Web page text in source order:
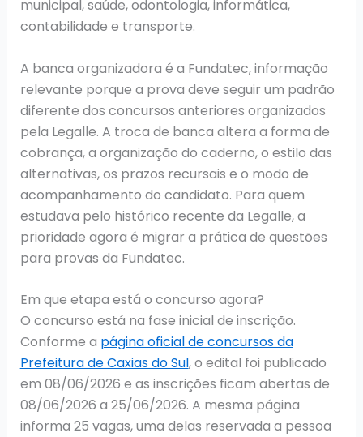
municipal, saúde, odontologia, informática,
contabilidade e transporte.
A banca organizadora é a Fundatec, informação
relevante porque a prova deve seguir um padrão
diferente dos concursos anteriores organizados
pela Legalle. A troca de banca altera a forma de
cobrança, a organização do caderno, o estilo das
alternativas, os prazos recursais e o modo de
acompanhamento do candidato. Para quem
estudava pelo histórico recente da Legalle, a
prioridade agora é migrar a prática de questões
para provas da Fundatec.
Em que etapa está o concurso agora?
O concurso está na fase inicial de inscrição.
Conforme a página oficial de concursos da
Prefeitura de Caxias do Sul, o edital foi publicado
em 08/06/2026 e as inscrições ficam abertas de
08/06/2026 a 25/06/2026. A mesma página
informa 25 vagas, uma delas reservada a pessoa